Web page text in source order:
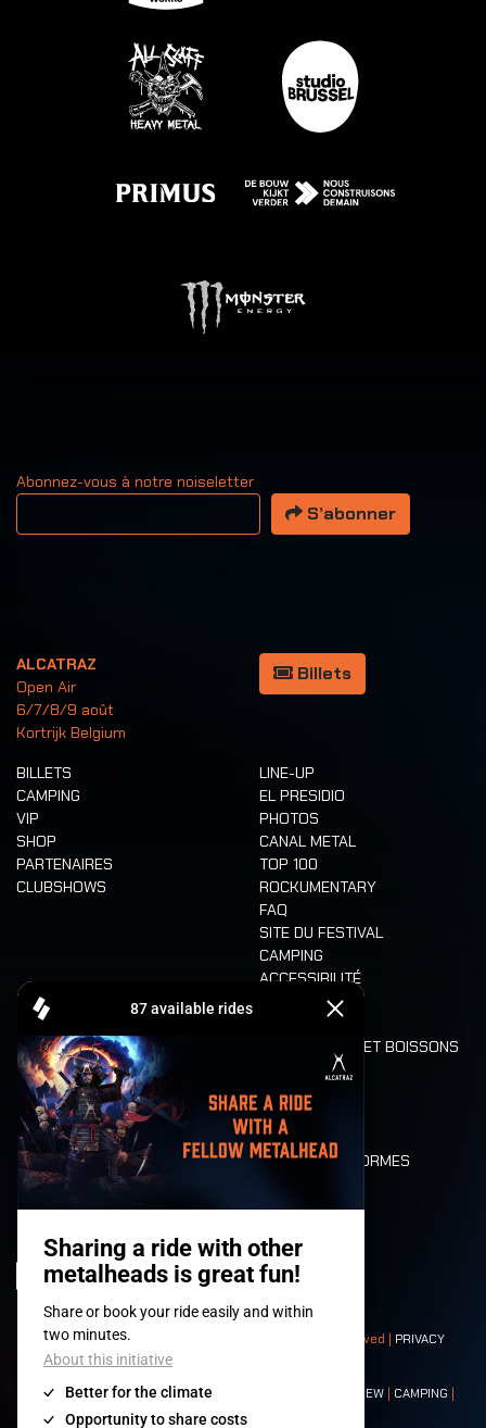
Abonnez-vous à notre noiseletter
Votre adresse email
S’abonner
ALCATRAZ
Open Air
6/7/8/9 août
Kortrijk Belgium
Billets
BILLETS
CAMPING
VIP
SHOP
PARTENAIRES
CLUBSHOWS
LINE-UP
EL PRESIDIO
PHOTOS
CANAL METAL
TOP 100
ROCKUMENTARY
FAQ
SITE DU FESTIVAL
CAMPING
ACCESSIBILITÉ
CASHLESS
ALIMENTATION ET BOISSONS
LONE WOLVES
PLAN
DEATH RIDE
VALEURS ET NORMES
HISTOIRE
© 2008-2026- Apache Productions VZW – All rights reserved | PRIVACY
POLICY|CONDITIONS GÉNÉRALES
Contact:GENERAL| PARTNERSHIPS CREW | CAMPING |
NEIGHBOURS